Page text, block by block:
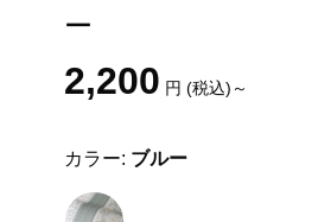
ー
2,200 円 (税込)～
カラー: ブルー